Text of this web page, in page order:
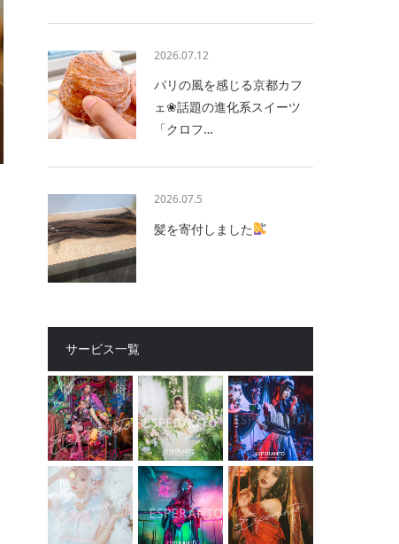
2026.07.12
パリの風を感じる京都カフ
ェ❀話題の進化系スイーツ
「クロフ…
2026.07.5
髪を寄付しました
サービス一覧